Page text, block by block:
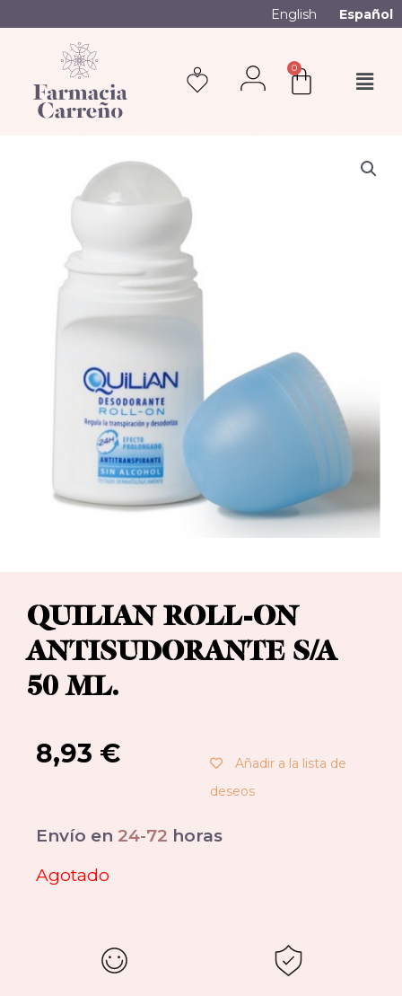
English Español
0
QUILIAN ROLL-ON
ANTISUDORANTE S/A
50 ML.
8,93 €
Añadir a la lista de
deseos
Envío en 24-72 horas
Agotado